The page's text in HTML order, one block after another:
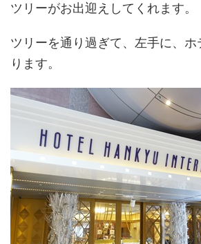
ツリーがお出迎えしてくれます。
ツリーを通り過ぎて、左手に、
ります。